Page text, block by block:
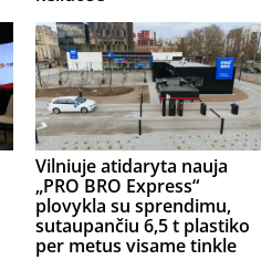
Vilniuje atidaryta nauja
„PRO BRO Express“
plovykla su sprendimu,
sutaupančiu 6,5 t plastiko
per metus visame tinkle